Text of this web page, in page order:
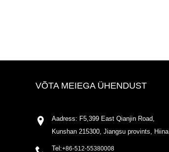
VÕTA MEIEGA ÜHENDUST
Aadress: F5,399 East Qianjin Road,
Kunshan 215300, Jiangsu provints, Hiina
Tel:+86-512-55380008